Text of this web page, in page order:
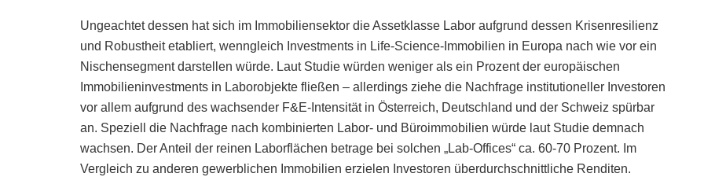
Ungeachtet dessen hat sich im Immobiliensektor die Assetklasse Labor aufgrund dessen Krisenresilienz
und Robustheit etabliert, wenngleich Investments in Life-Science-Immobilien in Europa nach wie vor ein
Nischensegment darstellen würde. Laut Studie würden weniger als ein Prozent der europäischen
Immobilieninvestments in Laborobjekte fließen – allerdings ziehe die Nachfrage institutioneller Investoren
vor allem aufgrund des wachsender F&E-Intensität in Österreich, Deutschland und der Schweiz spürbar
an. Speziell die Nachfrage nach kombinierten Labor- und Büroimmobilien würde laut Studie demnach
wachsen. Der Anteil der reinen Laborflächen betrage bei solchen „Lab-Offices“ ca. 60-70 Prozent. Im
Vergleich zu anderen gewerblichen Immobilien erzielen Investoren überdurchschnittliche Renditen.